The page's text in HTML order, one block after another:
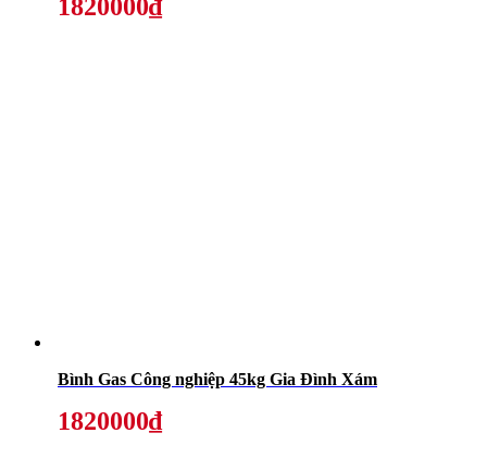
1820000₫
Bình Gas Công nghiệp 45kg Gia Đình Xám
1820000₫